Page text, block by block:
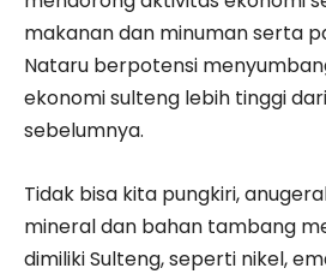
makanan dan minuman serta
Nataru berpotensi
ekonomi sulteng lebih tinggi
sebelumnya.
Tidak bisa kita pungkiri,
mineral dan bahan tambang
dimiliki Sulteng, seperti nikel,